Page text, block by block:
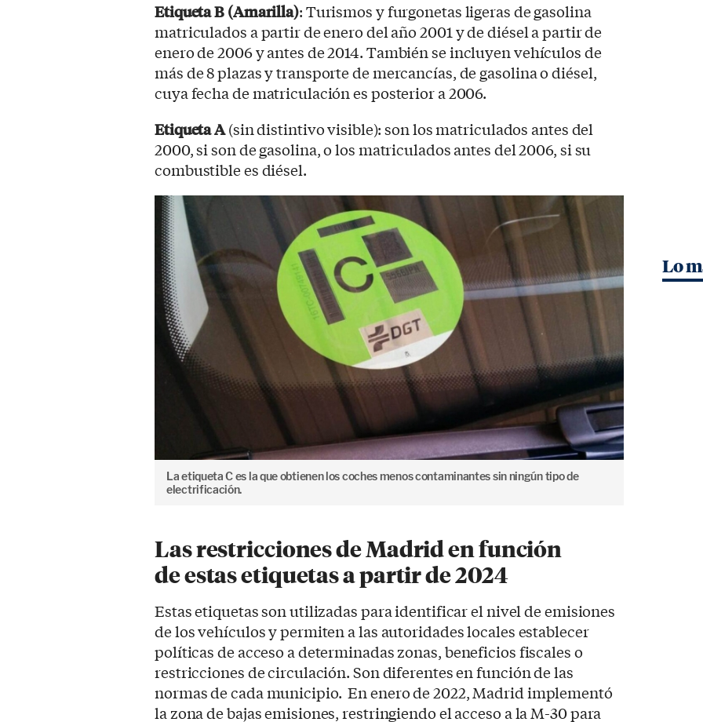
Etiqueta B (Amarilla): Turismos y furgonetas ligeras de gasolina
matriculados a partir de enero del año 2001 y de diésel a partir de
enero de 2006 y antes de 2014. También se incluyen vehículos de
más de 8 plazas y transporte de mercancías, de gasolina o diésel,
cuya fecha de matriculación es posterior a 2006.
Etiqueta A(sin distintivo visible): son los matriculados antes del
2000, si son de gasolina, o los matriculados antes del 2006, si su
combustible es diésel.
La etiqueta C es la que obtienen los coches menos contaminantes sin ningún tipo de
electrificación.
Las restricciones de Madrid en función
de estas etiquetas a partir de 2024
Estas etiquetas son utilizadas para identificar el nivel de emisiones
de los vehículos y permiten a las autoridades locales establecer
políticas de acceso a determinadas zonas, beneficios fiscales o
restricciones de circulación. Son diferentes en función de las
normas de cada municipio. En enero de 2022, Madrid implementó
la zona de bajas emisiones, restringiendo el acceso a la M-30 para
Lo